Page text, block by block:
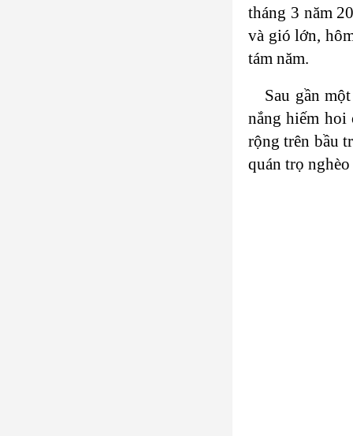
tháng 3 năm
và gió lớn,
tám năm.
Sau gần
nắng hiếm hoi
rộng trên bầu
quán trọ